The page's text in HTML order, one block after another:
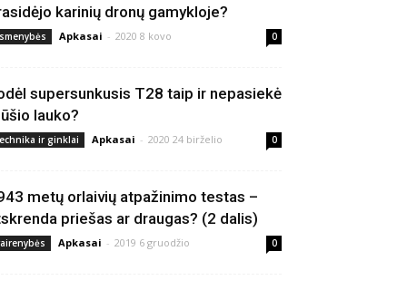
karinių dronų gamykloje?
Apkasai - 2020 8 kovo 0
supersunkusis T28 taip ir nepasiekė
lauko?
ir ginklai Apkasai - 2020 24 birželio 0
metų orlaivių atpažinimo testas –
priešas ar draugas? (2 dalis)
Apkasai - 2019 6 gruodžio 0